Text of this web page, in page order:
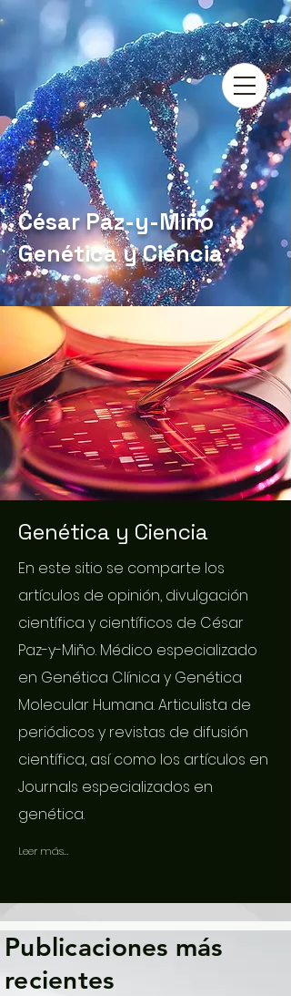
César Paz-y-Miño
Genética y Ciencia
Genética y Ciencia
En este sitio se comparte los
artículos de opinión, divulgación
científica y científicos de César
Paz-y-Miño. Médico especializado
en Genética Clínica y Genética
Molecular Humana. Articulista de
periódicos y revistas de difusión
científica, así como los artículos en
Journals especializados en
genética.
Leer más...
Publicaciones más
recientes